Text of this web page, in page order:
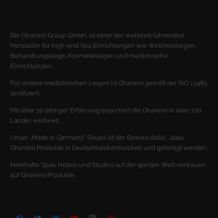
Die Gharieni Group GmbH. ist einer der weltweit führenden
Hersteller für high-end Spa Einrichtungen wie Wellnessliegen,
Behandlungsliege, Kosmetikliegen und medizinische
Einrichtungen.
Für unsere medizinischen Liegen ist Gharieni gemäß der ISO 13485
zertifiziert.
Mit über 30-jähriger Erfahrung exportiert die Gharieni in über 120
Länder weltweit.
Unser „Made in Germany“ Siegel ist der Beweis dafür , dass
Gharieni Produkte in Deutschland entwickelt und gefertigt werden.
Namhafte Spas, Hotels und Studios auf der ganzen Welt vertrauen
auf Gharieni Produkte.
Marketing (1)
Marketing-Cookies werden von Drittanbietern oder Publishern
verwendet, um personalisierte Werbung anzuzeigen. Sie tun dies, indem
sie Besucher über Websites hinweg verfolgen.
Externe Medien (2)
standardmäßig blockiert. Wenn Cookies von externen Medien akzeptiert
werden, bedarf der Zugriff auf diese Inhalte keiner manuellen
Cookie-Informationen anzeigen